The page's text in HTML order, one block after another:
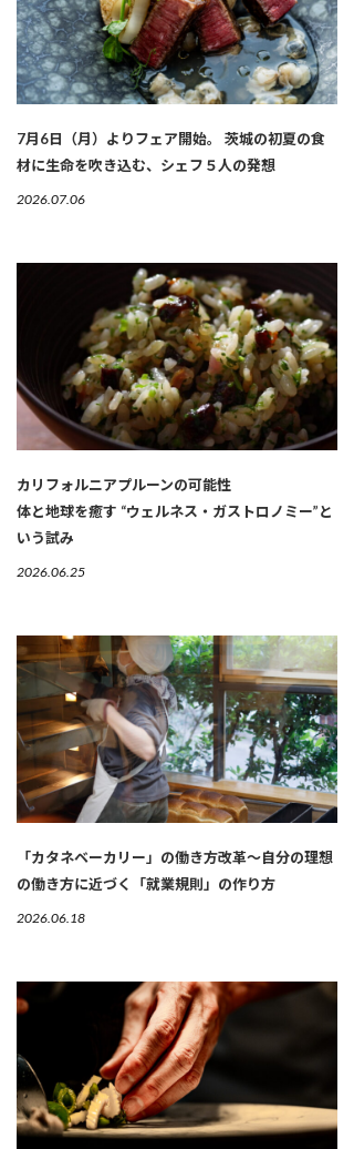
7月6日（月）よりフェア開始。 茨城の初夏の食
材に生命を吹き込む、シェフ５人の発想
2026.07.06
カリフォルニアプルーンの可能性
体と地球を癒す “ウェルネス・ガストロノミー”と
いう試み
2026.06.25
「カタネベーカリー」の働き方改革～自分の理想
の働き方に近づく「就業規則」の作り方
2026.06.18